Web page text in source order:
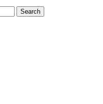
Search